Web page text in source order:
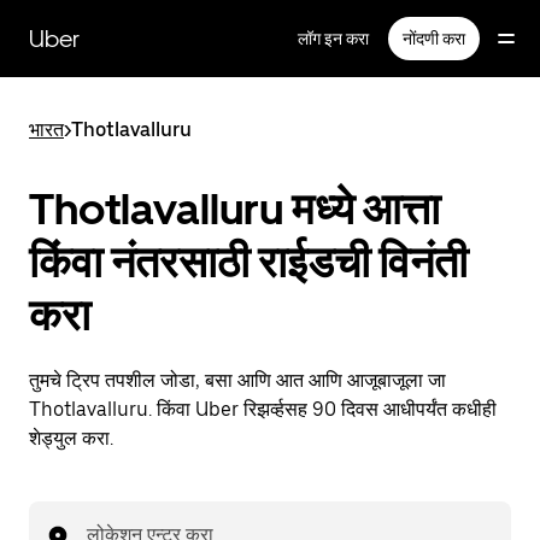
सामग्रीवरUber लॉग इन करा नोंदणी करा
भारत>Thotlavalluru
Thotlavalluru मध्ये आत्ता
किंवा नंतरसाठी राईडची विनंती
करा
तुमचे ट्रिप तपशील जोडा, बसा आणि आत आणि आजूबाजूला जा
Thotlavalluru. किंवा Uber रिझर्व्हसह 90 दिवस आधीपर्यंत कधीही
शेड्युल करा.
लोकेशन एन्टर करा